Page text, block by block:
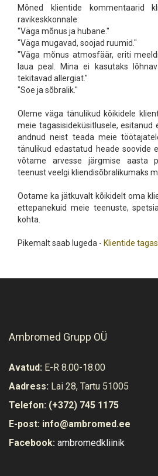
Mõned klientide kommentaarid
ravikeskkonnale:
"Väga mõnus ja hubane."
"Väga mugavad, soojad ruumid."
"Väga mõnus atmosfäär, eriti
laua peal. Mina ei kasutaks
tekitavad allergiat."
"Soe ja sõbralik."
Oleme väga tänulikud kõikidele
meie tagasisideküsitlusele, esitanud
andnud neist teada meie
tänulikud edastatud heade soovide
võtame arvesse järgmise aasta
teenust veelgi kliendisõbralikumaks
Ootame ka jätkuvalt kõikidelt oma
ettepanekuid meie teenuste,
kohta.
Pikemalt saab lugeda - Klientide
Ambromed Grupp OÜ
Avatud: E-R 8.00-18.00
Aadress: Lai 28, Tartu 51005
Telefon: (+372) 745 1175
E-post: info@ambromed.ee
Facebook: ambromedkliinik